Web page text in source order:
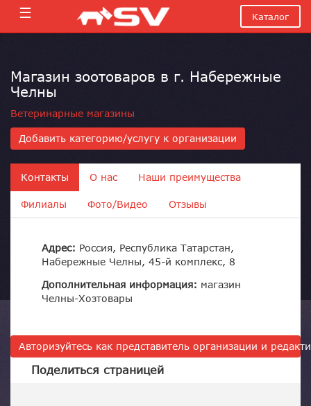
☰ Каталог
Магазин зоотоваров в г. Набережные
Челны
Ветеринарные магазины
Добавить категорию/услугу к организации
Контакты О нас Наши преимущества
Филиалы Фото/Видео Отзывы
Адрес: Россия, Республика Татарстан,
Набережные Челны, 45-й комплекс, 8
Дополнительная информация: магазин
Челны-Хозтовары
Авторизуйтесь как представитель организации и
Поделиться страницей